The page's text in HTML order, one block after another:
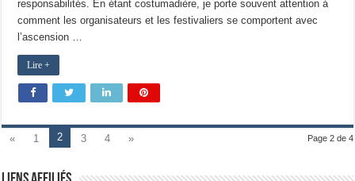
responsabilités. En étant costumadière, je porte souvent attention à
comment les organisateurs et les festivaliers se comportent avec
l’ascension …
Lire +
Page 2 de 4
« 1 2 3 4 »